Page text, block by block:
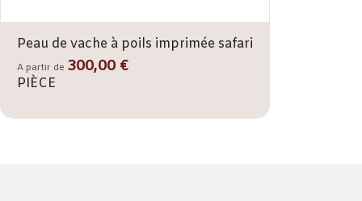
Peau de vache à poils imprimée safari
A partir de 300,00 €
PIÈCE